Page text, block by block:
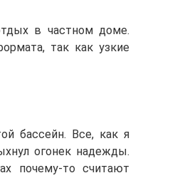
в частном доме.
так как узкие
бассейн. Все, как я
огонек надежды.
почему-то считают